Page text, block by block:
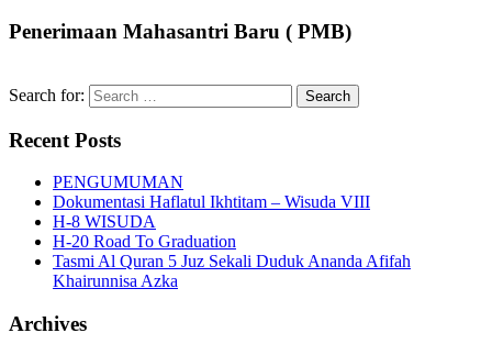
Penerimaan Mahasantri Baru ( PMB)
Search for:
Recent Posts
PENGUMUMAN
Dokumentasi Haflatul Ikhtitam – Wisuda VIII
H-8 WISUDA
H-20 Road To Graduation
Tasmi Al Quran 5 Juz Sekali Duduk Ananda Afifah
Khairunnisa Azka
Archives